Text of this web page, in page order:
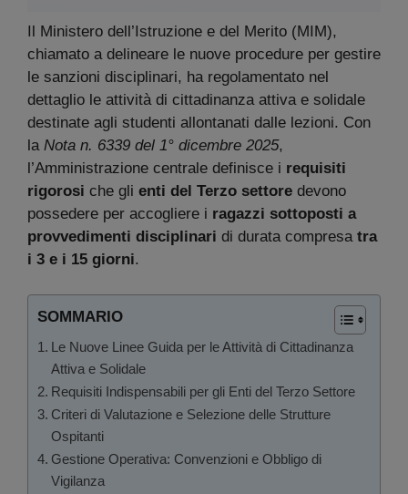
Il Ministero dell’Istruzione e del Merito (MIM),
chiamato a delineare le nuove procedure per gestire
le sanzioni disciplinari, ha regolamentato nel
dettaglio le attività di cittadinanza attiva e solidale
destinate agli studenti allontanati dalle lezioni. Con
la Nota n. 6339 del 1° dicembre 2025,
l’Amministrazione centrale definisce i requisiti
rigorosi che gli enti del Terzo settore devono
possedere per accogliere i ragazzi sottoposti a
provvedimenti disciplinari di durata compresa tra
i 3 e i 15 giorni.
SOMMARIO
Le Nuove Linee Guida per le Attività di Cittadinanza
Attiva e Solidale
Requisiti Indispensabili per gli Enti del Terzo Settore
Criteri di Valutazione e Selezione delle Strutture
Ospitanti
Gestione Operativa: Convenzioni e Obbligo di
Vigilanza